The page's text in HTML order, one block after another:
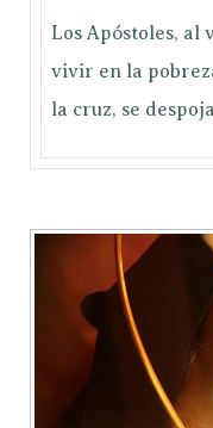
Los Apóstoles, al
vivir en la
la cruz, se